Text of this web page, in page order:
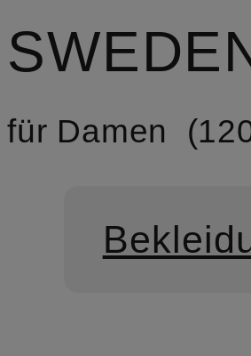
für Damen